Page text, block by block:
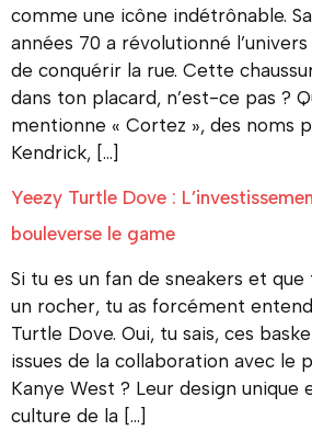
comme une icône indétrônable.
années 70 a révolutionné
de conquérir la rue. Cette
dans ton placard, n’est-ce pas ?
mentionne « Cortez », des noms
Kendrick, […]
Yeezy Turtle Dove :
bouleverse le game
Si tu es un fan de sneakers et que
un rocher, tu as forcément
Turtle Dove. Oui, tu sais, ces
issues de la collaboration avec le
Kanye West ? Leur design unique
culture de la […]